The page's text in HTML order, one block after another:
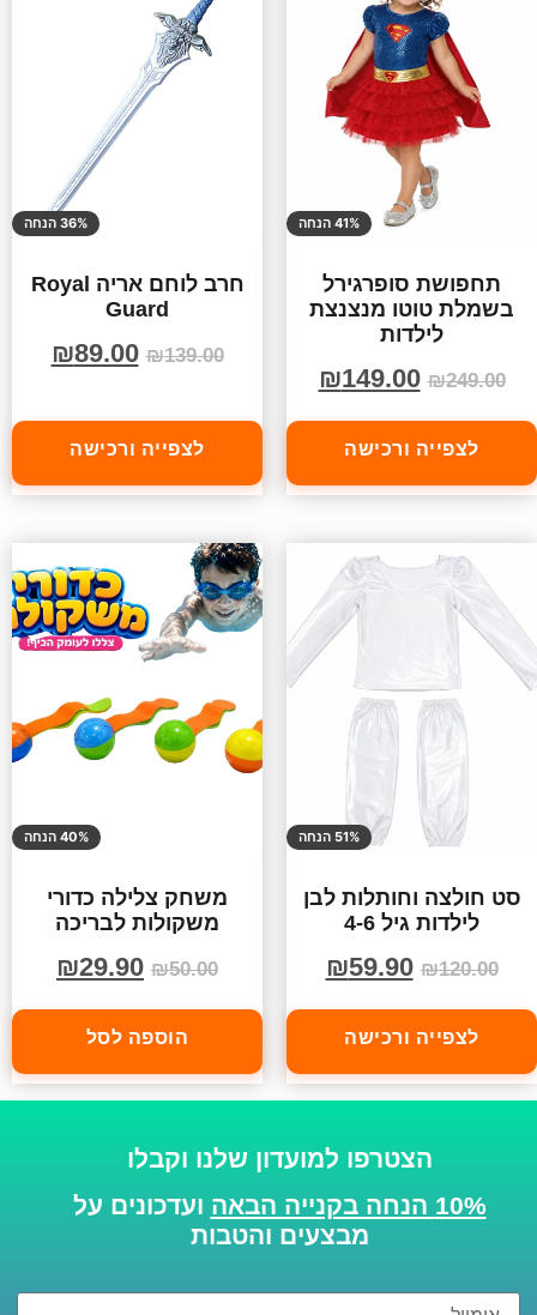
41% הנחה
תחפושת סופרגירל
בשמלת טוטו מנצנצת
לילדות
₪249.00
₪149.00
לצפייה ורכישה
36% הנחה
חרב לוחם אריה Royal
Guard
₪139.00
₪89.00
לצפייה ורכישה
51% הנחה
סט חולצה וחותלות לבן
לילדות גיל 4-6
₪120.00
₪59.90
לצפייה ורכישה
40% הנחה
משחק צלילה כדורי
משקולות לבריכה
₪50.00
₪29.90
הוספה לסל
הצטרפו למועדון שלנו וקבלו
10% הנחה בקנייה הבאה
ועדכונים על
מבצעים והטבות